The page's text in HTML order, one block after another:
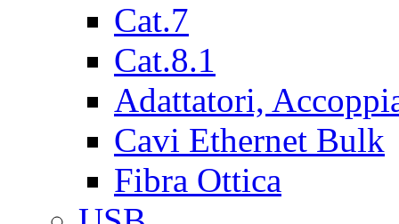
Cat.7
Cat.8.1
Adattatori,
Cavi Ethernet Bulk
Fibra Ottica